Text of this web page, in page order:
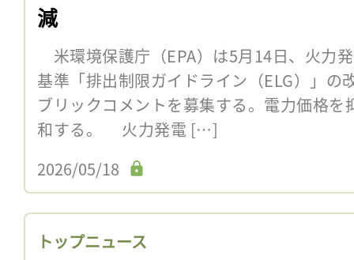
減
米環境保護庁（EPA）は5月14日、火力
基準「排出制限ガイドライン（ELG）」の
ブリックコメントを募集する。電力価格
和する。 火力発電 […]
2026/05/18
トップニュース